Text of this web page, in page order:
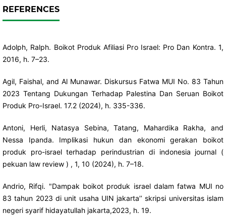
REFERENCES
Adolph, Ralph. Boikot Produk Afiliasi Pro Israel: Pro Dan Kontra. 1,
2016, h. 7–23.
Agil, Faishal, and Al Munawar. Diskursus Fatwa MUI No. 83 Tahun
2023 Tentang Dukungan Terhadap Palestina Dan Seruan Boikot
Produk Pro-Israel. 17.2 (2024), h. 335-336.
Antoni, Herli, Natasya Sebina, Tatang, Mahardika Rakha, and
Nessa Ipanda. Implikasi hukun dan ekonomi gerakan boikot
produk pro-israel terhadap perindustrian di indonesia journal (
pekuan law review ) , 1, 10 (2024), h. 7–18.
Andrio, Rifqi. "Dampak boikot produk israel dalam fatwa MUI no
83 tahun 2023 di unit usaha UIN jakarta’’ skripsi universitas islam
negeri syarif hidayatullah jakarta,2023, h. 19.